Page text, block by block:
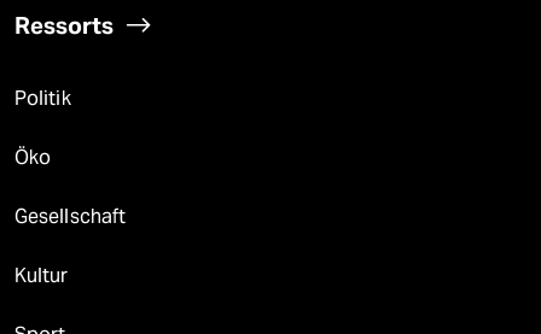
Ressorts
Politik
Öko
Gesellschaft
Kultur